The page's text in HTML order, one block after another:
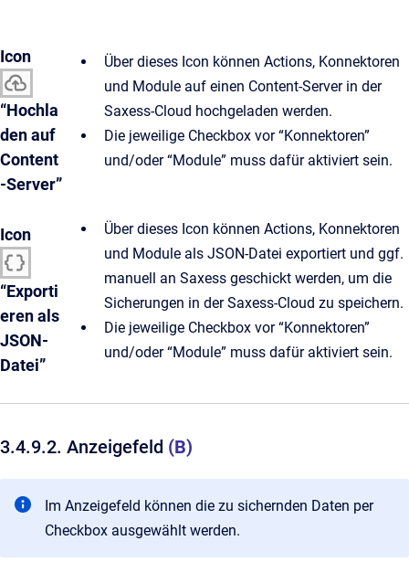
Icon
“Hochla
den auf
Content
-Server”
Über dieses Icon können Actions, Konnektoren
und Module auf einen Content-Server in der
Saxess-Cloud hochgeladen werden.
Die jeweilige Checkbox vor “Konnektoren”
und/oder “Module” muss dafür aktiviert sein.
Icon
“Exporti
eren als
JSON-
Datei”
Über dieses Icon können Actions, Konnektoren
und Module als JSON-Datei exportiert und ggf.
manuell an Saxess geschickt werden, um die
Sicherungen in der Saxess-Cloud zu speichern.
Die jeweilige Checkbox vor “Konnektoren”
und/oder “Module” muss dafür aktiviert sein.
3.4.9.2. Anzeigefeld (B)
Im Anzeigefeld können die zu sichernden Daten per
Checkbox ausgewählt werden.